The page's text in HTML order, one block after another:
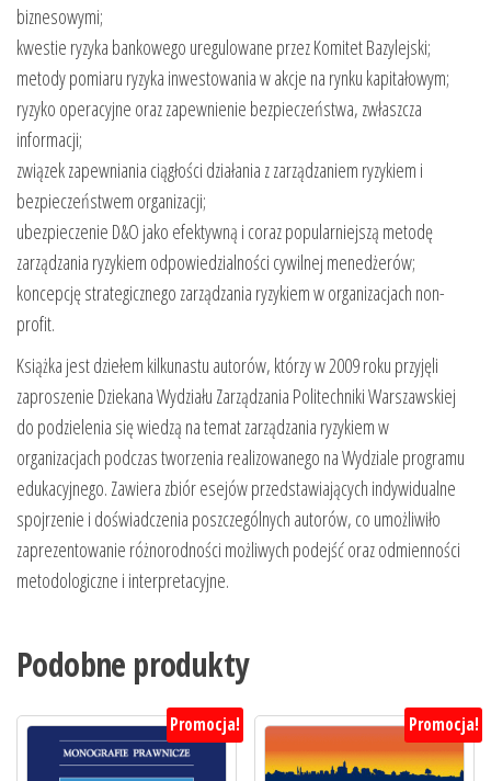
biznesowymi;
kwestie ryzyka bankowego uregulowane przez Komitet Bazylejski;
metody pomiaru ryzyka inwestowania w akcje na rynku kapitałowym;
ryzyko operacyjne oraz zapewnienie bezpieczeństwa, zwłaszcza
informacji;
związek zapewniania ciągłości działania z zarządzaniem ryzykiem i
bezpieczeństwem organizacji;
ubezpieczenie D&O jako efektywną i coraz popularniejszą metodę
zarządzania ryzykiem odpowiedzialności cywilnej menedżerów;
koncepcję strategicznego zarządzania ryzykiem w organizacjach non-
profit.
Książka jest dziełem kilkunastu autorów, którzy w 2009 roku przyjęli
zaproszenie Dziekana Wydziału Zarządzania Politechniki Warszawskiej
do podzielenia się wiedzą na temat zarządzania ryzykiem w
organizacjach podczas tworzenia realizowanego na Wydziale programu
edukacyjnego. Zawiera zbiór esejów przedstawiających indywidualne
spojrzenie i doświadczenia poszczególnych autorów, co umożliwiło
zaprezentowanie różnorodności możliwych podejść oraz odmienności
metodologiczne i interpretacyjne.
Podobne produkty
Promocja! Promocja!